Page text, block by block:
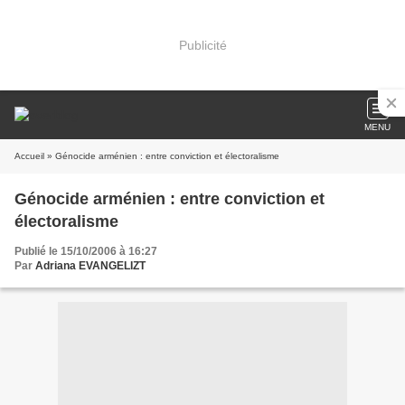
Publicité
MENU
Accueil » Génocide arménien : entre conviction et électoralisme
Génocide arménien : entre conviction et
électoralisme
Publié le 15/10/2006 à 16:27
Par Adriana EVANGELIZT